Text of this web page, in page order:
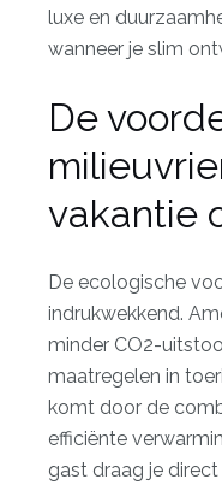
luxe en
wanneer je slim
De
vakantie
De ecologische
indrukwekkend.
minder CO2-
maatregelen in
komt door de
efficiënte
gast draag je